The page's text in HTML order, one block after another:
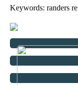
Keywords: randers